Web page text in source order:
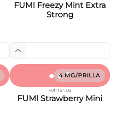
FUMI Freezy Mint Extra
Strong
4 MG/PRILLA
FUMI SNUS
FUMI Strawberry Mini